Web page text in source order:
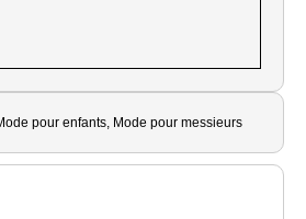
pour enfants, Mode pour messieurs